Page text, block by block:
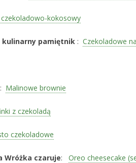
kokosowy
kulinarny pamiętnik : Czekoladowe
: Malinowe brownie
z czekoladą
czekoladowe
Wróżka czaruje: Oreo cheesecake